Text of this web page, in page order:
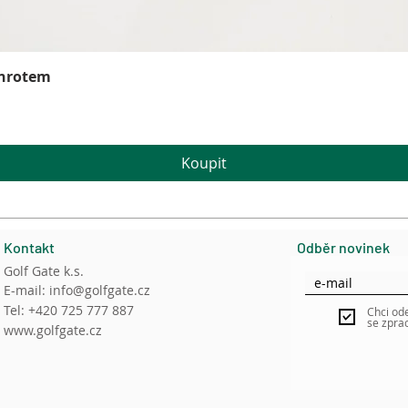
Koupit
Kontakt
Golf Gate k.s.
E-mail: info@golfgate.cz
Tel: +420 725 777 887
www.golfgate.cz
Odběr novinek
Chci
se